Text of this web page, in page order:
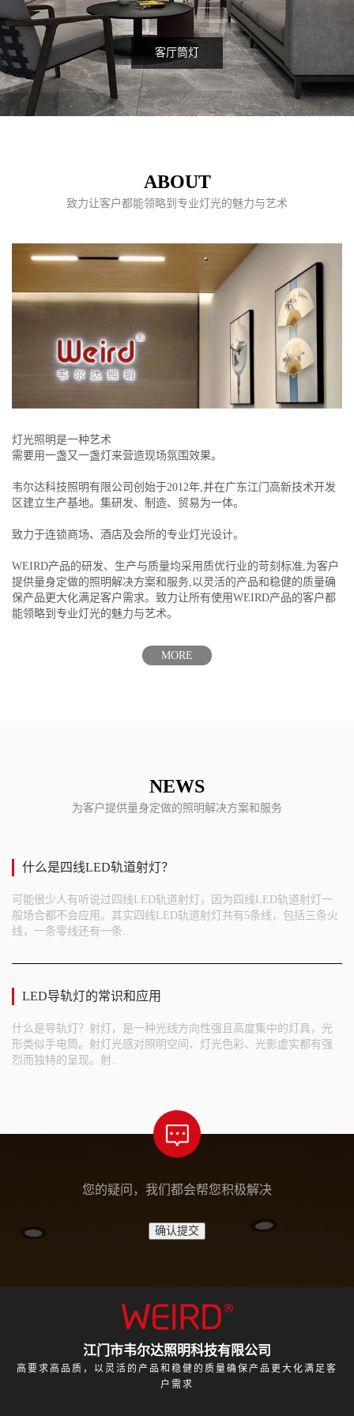
客厅筒灯
ABOUT
致力让客户都能领略到专业灯光的魅力与艺术
灯光照明是一种艺术
需要用一盏又一盏灯来营造现场氛围效果。
韦尔达科技照明有限公司创始于2012年,并在广东江门高新技术开发
区建立生产基地。集研发、制造、贸易为一体。
致力于连锁商场、酒店及会所的专业灯光设计。
WEIRD产品的研发、生产与质量均采用质优行业的苛刻标准,为客户
提供量身定做的照明解决方案和服务,以灵活的产品和稳健的质量确
保产品更大化满足客户需求。致力让所有使用WEIRD产品的客户都
能领略到专业灯光的魅力与艺术。
MORE
NEWS
为客户提供量身定做的照明解决方案和服务
什么是四线LED轨道射灯？
可能很少人有听说过四线LED轨道射灯，因为四线LED轨道射灯一
般场合都不会应用。其实四线LED轨道射灯共有5条线，包括三条火
线，一条零线还有一条..
LED导轨灯的常识和应用
什么是导轨灯？射灯，是一种光线方向性强且高度集中的灯具，光
形类似手电筒。射灯光感对照明空间、灯光色彩、光影虚实都有强
烈而独特的呈现。射..
您的疑问，我们都会帮您积极解决
江门市韦尔达照明科技有限公司
高要求高品质，以灵活的产品和稳健的质量确保产品更大化满足客
户需求